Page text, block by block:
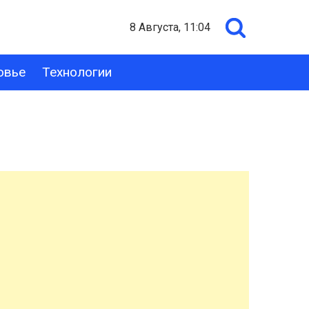
8 Августа, 11:04
Технологии